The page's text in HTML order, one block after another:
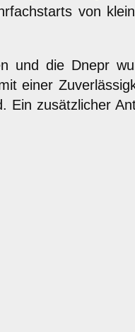
von
und die Dnepr
einer
Ein zusätzlicher